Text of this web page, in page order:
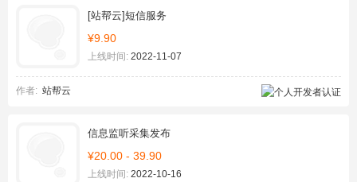
[站帮云]短信服务
¥9.90
上线时间: 2022-11-07
作者: 站帮云
信息监听采集发布
¥20.00 - 39.90
上线时间: 2022-10-16